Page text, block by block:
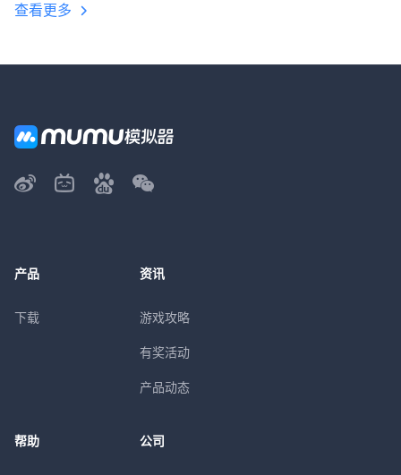
查看更多
产品
下载
资讯
游戏攻略
有奖活动
产品动态
帮助 公司